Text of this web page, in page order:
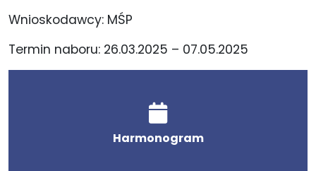
Wnioskodawcy: MŚP
Termin naboru: 26.03.2025 – 07.05.2025
Harmonogram